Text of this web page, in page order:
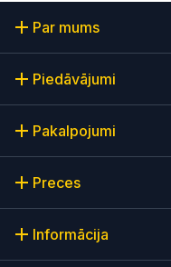
Par mums
Piedāvājumi
Pakalpojumi
Preces
Informācija